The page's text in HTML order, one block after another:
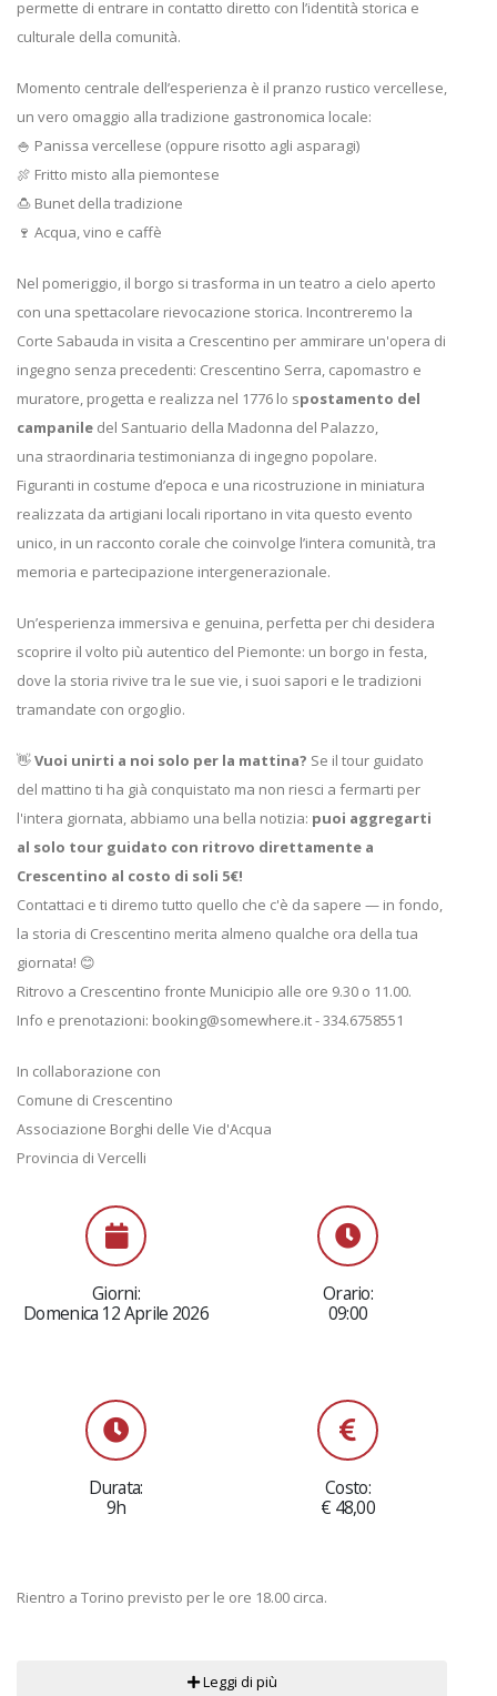
permette di entrare in contatto diretto con l’identità storica e
culturale della comunità.
Momento centrale dell’esperienza è il pranzo rustico vercellese,
un vero omaggio alla tradizione gastronomica locale:
🍚 Panissa vercellese (oppure risotto agli asparagi)
🍖 Fritto misto alla piemontese
🍮 Bunet della tradizione
🍷 Acqua, vino e caffè
Nel pomeriggio, il borgo si trasforma in un teatro a cielo aperto
con una spettacolare rievocazione storica. Incontreremo la
Corte Sabauda in visita a Crescentino per ammirare un'opera di
ingegno senza precedenti: Crescentino Serra, capomastro e
muratore, progetta e realizza nel 1776 lo spostamento del
campanile del Santuario della Madonna del Palazzo,
una straordinaria testimonianza di ingegno popolare.
Figuranti in costume d’epoca e una ricostruzione in miniatura
realizzata da artigiani locali riportano in vita questo evento
unico, in un racconto corale che coinvolge l’intera comunità, tra
memoria e partecipazione intergenerazionale.
Un’esperienza immersiva e genuina, perfetta per chi desidera
scoprire il volto più autentico del Piemonte: un borgo in festa,
dove la storia rivive tra le sue vie, i suoi sapori e le tradizioni
tramandate con orgoglio.
👋Vuoi unirti a noi solo per la mattina? Se il tour guidato
del mattino ti ha già conquistato ma non riesci a fermarti per
l'intera giornata, abbiamo una bella notizia: puoi aggregarti
al solo tour guidato con ritrovo direttamente a
Crescentino al costo di soli 5€!
Contattaci e ti diremo tutto quello che c'è da sapere — in fondo,
la storia di Crescentino merita almeno qualche ora della tua
giornata! 😊
Ritrovo a Crescentino fronte Municipio alle ore 9.30 o 11.00.
Info e prenotazioni: booking@somewhere.it- 334.6758551
In collaborazione con
Comune di Crescentino
Associazione Borghi delle Vie d'Acqua
Provincia di Vercelli
Giorni:
Domenica 12 Aprile 2026
Orario:
09:00
Durata:
9h
Costo:
€ 48,00
Rientro a Torino previsto per le ore 18.00 circa.
Leggi di più